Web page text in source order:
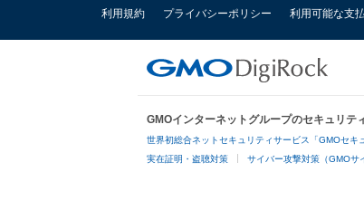
利用規約 プライバシーポリシー 利用可能な支
GMOインターネットグループのセキュリテ
世界初総合ネットセキュリティサービス「GMOセキ
実在証明・盗聴対策 サイバー攻撃対策（GMOサ